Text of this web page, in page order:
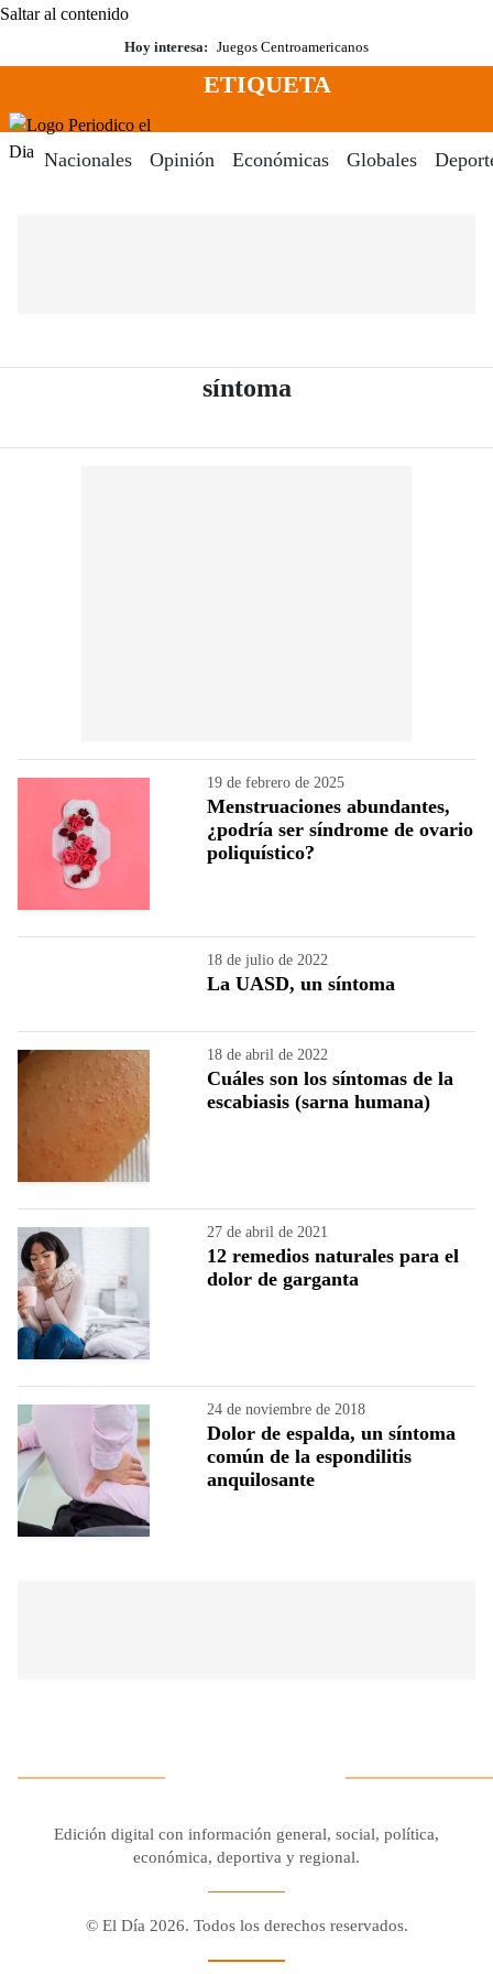
Saltar al contenido
Hoy interesa: Juegos Centroamericanos
Menú
ETIQUETA
Nacionales Opinión Económicas Globales
síntoma- Periódico El
19 de febrero de 2025
Menstruaciones abundantes,
¿podría ser síndrome de ovario
poliquístico?
18 de julio de 2022
La UASD, un síntoma
18 de abril de 2022
Cuáles son los síntomas de la
escabiasis (sarna humana)
27 de abril de 2021
12 remedios naturales para el
dolor de garganta
24 de noviembre de 2018
Dolor de espalda, un síntoma
común de la espondilitis
anquilosante
Edición digital con información general, social, política,
económica, deportiva y regional.
© El Día 2026. Todos los derechos reservados.